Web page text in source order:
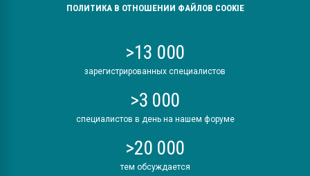
ПОЛИТИКА В ОТНОШЕНИИ ФАЙЛОВ COOKIE
>13 000
зарегистрированных специалистов
>3 000
специалистов в день на нашем форуме
>20 000
тем обсуждается